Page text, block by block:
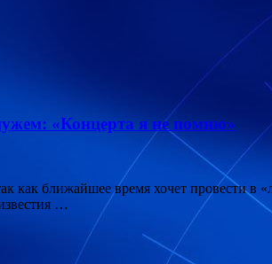
«Концерта я не помню»
как ближайшее время хочет провести
…